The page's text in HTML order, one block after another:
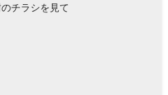
チラシを見て